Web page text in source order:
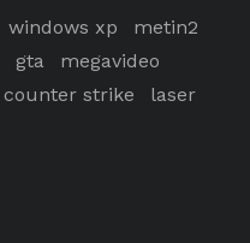
windows xp
metin2
gta
megavideo
counter strike laser